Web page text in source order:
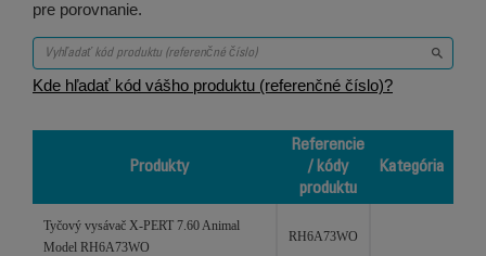
pre porovnanie.
Kde hľadať kód vášho produktu (referenčné číslo)?
Produkty
Referencie
/ kódy
produktu
Kategória
kódy
Tyčový vysávač X-PERT 7.60 Animal
Model RH6A73WO
RH6A73WO